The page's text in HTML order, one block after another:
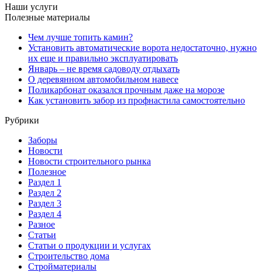
Наши услуги
Полезные материалы
Чем лучше топить камин?
Установить автоматические ворота недостаточно, нужно
их еще и правильно эксплуатировать
Январь – не время садоводу отдыхать
О деревянном автомобильном навесе
Поликарбонат оказался прочным даже на морозе
Как установить забор из профнастила самостоятельно
Рубрики
Заборы
Новости
Новости строительного рынка
Полезное
Раздел 1
Раздел 2
Раздел 3
Раздел 4
Разное
Статьи
Статьи o продукции и услугах
Строительство дома
Стройматериалы